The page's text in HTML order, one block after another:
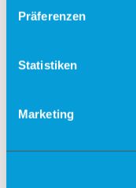
Präferenzen
Statistiken
Marketing
Besucherführungen
Fallschirmsprung
Events
Unser Service